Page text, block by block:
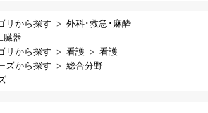
リから探す
外科･救急･麻酔
臓器
リから探す 看護
看護
ズから探す
総合分野